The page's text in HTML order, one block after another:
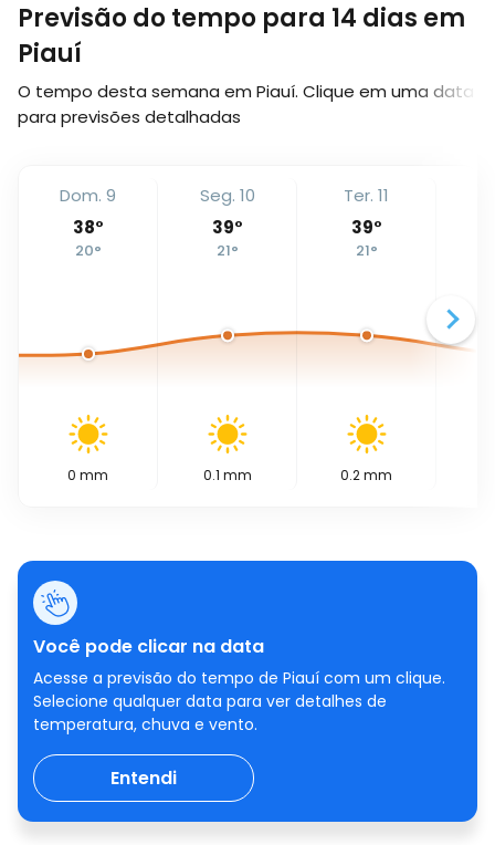
Previsão do tempo para 14 dias em
Piauí
O tempo desta semana em Piauí. Clique em uma data
para previsões detalhadas
Dom. 9
38°
20°
0 mm
Seg. 10
39°
21°
0.1 mm
Ter. 11
39°
21°
0.2mm
Você pode clicar na data
Acesse a previsão do tempo de Piauí com um clique.
Selecione qualquer data para ver detalhes de
temperatura, chuva e vento.
Entendi